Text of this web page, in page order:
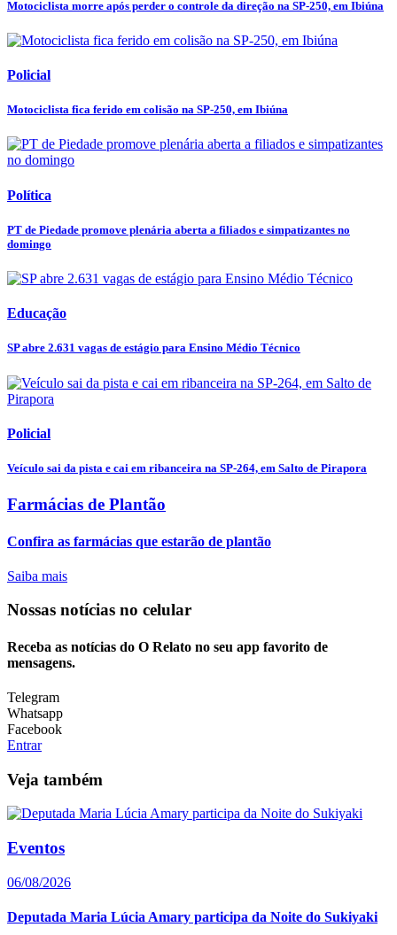
Motociclista morre após perder o controle da direção na SP-250, em Ibiúna
Policial
Motociclista fica ferido em colisão na SP-250, em Ibiúna
Política
PT de Piedade promove plenária aberta a filiados e simpatizantes no
domingo
Educação
SP abre 2.631 vagas de estágio para Ensino Médio Técnico
Policial
Veículo sai da pista e cai em ribanceira na SP-264, em Salto de Pirapora
Farmácias de Plantão
Confira as farmácias que estarão de plantão
Saiba mais
Nossas notícias no celular
Receba as notícias do O Relato no seu app favorito de
mensagens.
Telegram
Whatsapp
Facebook
Entrar
Veja também
Eventos
06/08/2026
Deputada Maria Lúcia Amary participa da Noite do Sukiyaki